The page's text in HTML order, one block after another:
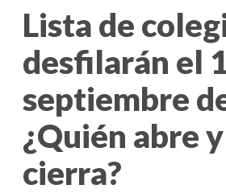
Lista de
desfilarán el
septiembre
¿Quién abre
cierra?